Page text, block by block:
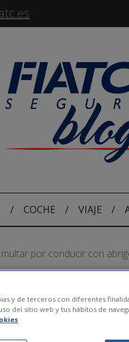
/ COCHE / VIAJE /
por conducir con
y de terceros con diferentes
del sitio web y tus hábitos de